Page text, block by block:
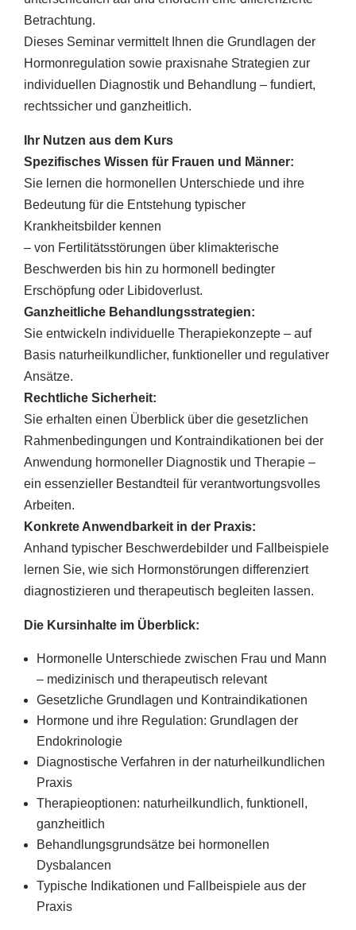
Betrachtung.
Dieses Seminar vermittelt Ihnen die Grundlagen der
Hormonregulation sowie praxisnahe Strategien zur
individuellen Diagnostik und Behandlung – fundiert,
rechtssicher und ganzheitlich.
Ihr Nutzen aus dem Kurs
Spezifisches Wissen für Frauen und Männer:
Sie lernen die hormonellen Unterschiede und ihre
Bedeutung für die Entstehung typischer
Krankheitsbilder kennen
– von Fertilitätsstörungen über klimakterische
Beschwerden bis hin zu hormonell bedingter
Erschöpfung oder Libidoverlust.
Ganzheitliche Behandlungsstrategien:
Sie entwickeln individuelle Therapiekonzepte – auf
Basis naturheilkundlicher, funktioneller und regulativer
Ansätze.
Rechtliche Sicherheit:
Sie erhalten einen Überblick über die gesetzlichen
Rahmenbedingungen und Kontraindikationen bei der
Anwendung hormoneller Diagnostik und Therapie –
ein essenzieller Bestandteil für verantwortungsvolles
Arbeiten.
Konkrete Anwendbarkeit in der Praxis:
Anhand typischer Beschwerdebilder und Fallbeispiele
lernen Sie, wie sich Hormonstörungen differenziert
diagnostizieren und therapeutisch begleiten lassen.
Die Kursinhalte im Überblick:
Hormonelle Unterschiede zwischen Frau und Mann
– medizinisch und therapeutisch relevant
Gesetzliche Grundlagen und Kontraindikationen
Hormone und ihre Regulation: Grundlagen der
Endokrinologie
Diagnostische Verfahren in der naturheilkundlichen
Praxis
Therapieoptionen: naturheilkundlich, funktionell,
ganzheitlich
Behandlungsgrundsätze bei hormonellen
Dysbalancen
Typische Indikationen und Fallbeispiele aus der
Praxis